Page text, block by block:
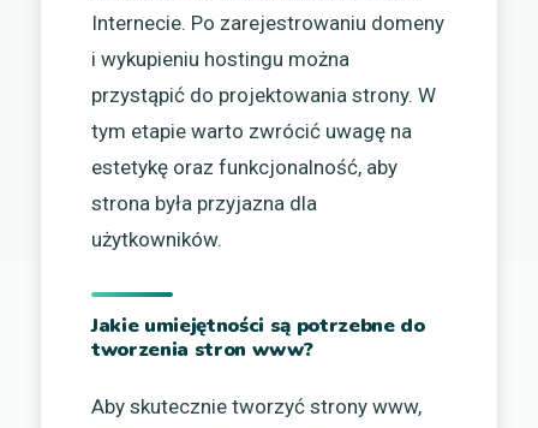
Internecie. Po zarejestrowaniu domeny
i wykupieniu hostingu można
przystąpić do projektowania strony. W
tym etapie warto zwrócić uwagę na
estetykę oraz funkcjonalność, aby
strona była przyjazna dla
użytkowników.
Jakie umiejętności są potrzebne do
tworzenia stron www?
Aby skutecznie tworzyć strony www,